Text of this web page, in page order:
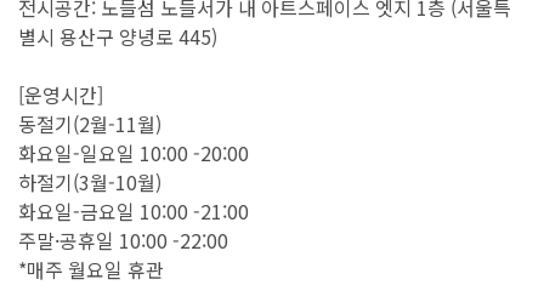
전시공간: 노들섬 노들서가 내 아트스페이스 엣지 1층 (서울특
별시 용산구 양녕로 445)
[운영시간]
동절기(2월-11월)
화요일-일요일 10:00 -20:00
하절기(3월-10월)
화요일-금요일 10:00 -21:00
주말·공휴일 10:00 -22:00
*매주 월요일 휴관